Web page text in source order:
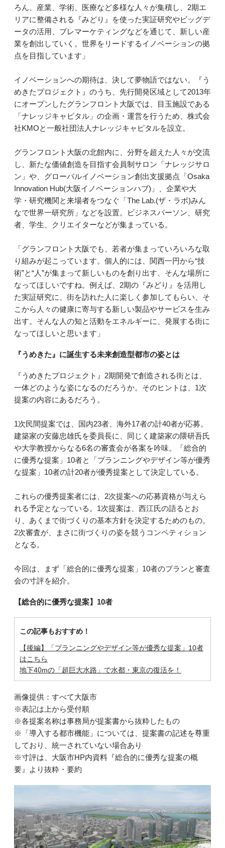
ろん、産業、学術、医療など多様な人々が集積し、2期エ
リアに整備される『みどり』を使った実証研究やビッグデ
ータの活用、プレマーケティングなどを通じて、新しい産
業を創出していく。世界をリードするイノベーションの拠
点を目指しています」
イノベーションへの期待は、決して夢物語ではない。『う
めきたプロジェクト』のうち、先行開発区域として2013年
にオープンしたグランフロント大阪では、目玉施設である
「ナレッジキャピタル」の企画・運営を行うため、株式会
社KMOと一般社団法人ナレッジキャピタルを設立。
グランフロント大阪の北館内に、分野を超えた人々が交流
し、新たな価値創造を目指す会員制サロン「ナレッジサロ
ン」や、グローバルイノベーション創出支援拠点「Osaka
Innovation Hub(大阪イノベーションハブ)」、企業や大
学・研究機関と来場者をつなぐ「The Lab.(ザ・ラボ)みん
なで世界一研究所」などを設置。ビジネスパーソン、研究
者、学生、クリエイターなどが集まっている。
「グランフロント大阪でも、若者が集まっていろいろな取
り組みが起こっています。個人的には、関西一円から“技
術”と“人”が集まって新しいものを創り出す、そんな場所に
なってほしいですね。例えば、2期の『みどり』を活用し
た実証研究に、街を訪れた人に楽しく参加してもらい、そ
こから人々の健康に寄与する新しい製品やサービスを生み
出す。そんな人の知と活動をエネルギーに、発展する街に
なってほしいと思います」
『うめきた』に誕生する未来創造型都市の姿とは
『うめきたプロジェクト』2期開発で創造される街とは、
一体どのような姿になるのだろうか。そのヒントは、1次
提案の内容にあるだろう。
1次民間提案では、国内23者、海外17者の計40者が応募。
建築家の安藤忠雄氏を委員長に、同じく建築家の隈研吾氏
や大学教授からなる6名の審査会が各案を吟味。「総合的
に優秀な提案」10者と「プランニングやデザイン等が優秀
な提案」10者の計20者が優秀提案として決定している。
これらの優秀提案者には、2次提案への応募資格が与えら
れる予定となっている。1次提案は、西江氏の語るとお
り、あくまで街づくりの基本方針を決定するためのもの。
2次審査が、まさに街づくりの姿を競うコンペティション
となる。
今回は、まず「総合的に優秀な提案」10者のプランと審査
会の寸評を紹介。
【総合的に優秀な提案】10者
この記事もおすすめ！
【後編】「プランニングやデザイン等が優秀な提案」10者
はこちら
地下40mの「超巨大水路」で水都・東京の復活を！
画像提供：すべて大阪市
※表記は上から受付順
※各提案名称は事務局が提案書から抜粋したもの
※「導入する都市機能」については、提案書の記述を尊重
しており、統一されていない場合あり
※寸評は、大阪市HP内資料『総合的に優秀な提案の概
要』より抜粋・要約